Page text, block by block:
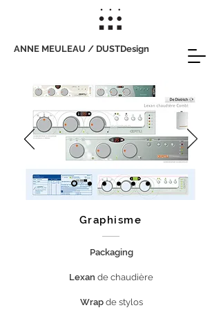
ANNE MEULEAU / DUSTDesign
Graphisme
Packaging
Lexan de chaudière
Wrapde stylos